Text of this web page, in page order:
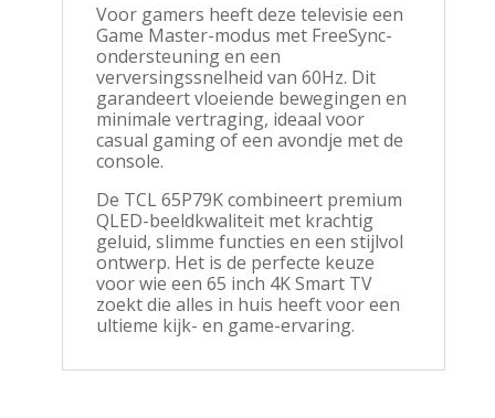
Voor gamers heeft deze televisie een
Game Master-modus met FreeSync-
ondersteuning en een
verversingssnelheid van 60Hz. Dit
garandeert vloeiende bewegingen en
minimale vertraging, ideaal voor
casual gaming of een avondje met de
console.
De TCL 65P79K combineert premium
QLED-beeldkwaliteit met krachtig
geluid, slimme functies en een stijlvol
ontwerp. Het is de perfecte keuze
voor wie een 65 inch 4K Smart TV
zoekt die alles in huis heeft voor een
ultieme kijk- en game-ervaring.